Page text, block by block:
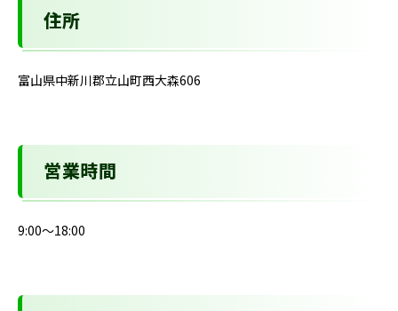
住所
富山県中新川郡立山町西大森606
営業時間
9:00～18:00